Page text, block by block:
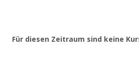
Für diesen Zeitraum sind keine